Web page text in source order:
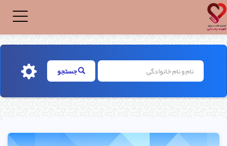
جستجو